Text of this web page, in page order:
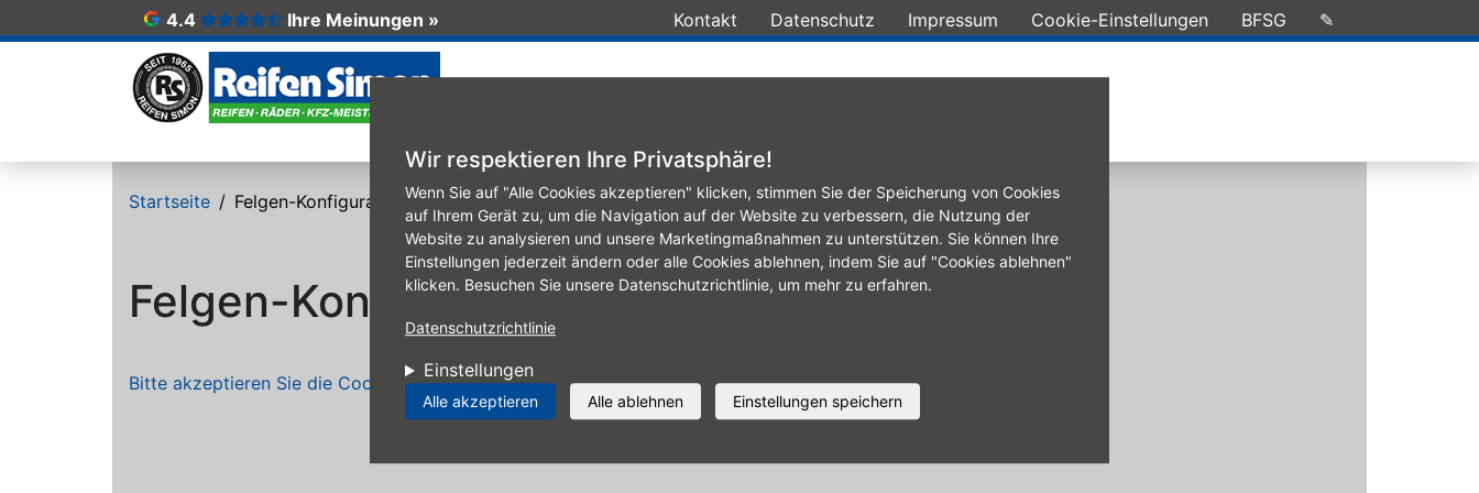
Wir respektieren Ihre Privatsphäre!
Wenn Sie auf "Alle Cookies akzeptieren" klicken, stimmen Sie der Speicherung von Cookies
auf Ihrem Gerät zu, um die Navigation auf der Website zu verbessern, die Nutzung der
Website zu analysieren und unsere Marketingmaßnahmen zu unterstützen. Sie können Ihre
Einstellungen jederzeit ändern oder alle Cookies ablehnen, indem Sie auf "Cookies ablehnen"
klicken. Besuchen Sie unsere Datenschutzrichtlinie, um mehr zu erfahren.
Datenschutzrichtlinie
Einstellungen
Alle akzeptieren Alle ablehnen Einstellungen speichern
Kontakt Datenschutz Impressum Cookie-Einstellungen BFSG ✎
4.4 Ihre Meinungen »
Startseite Felgen-Konfigurator
Felgen-Konfigurator
Bitte akzeptieren Sie die Cookies, um den Komplettrad-Konfigurator zu sehen.